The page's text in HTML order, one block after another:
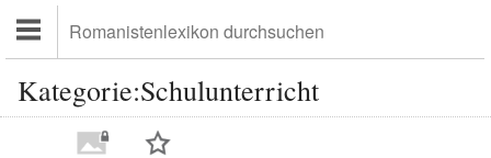
Kategorie:Schulunterricht